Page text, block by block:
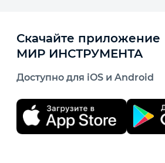
Скачайте приложение
МИР ИНСТРУМЕНТА
Доступно для iOS и Android